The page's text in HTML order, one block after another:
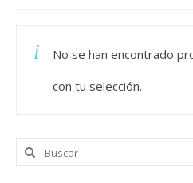
Videos
Tienda
No se han encontrado
con tu selección.
Buscar
por: